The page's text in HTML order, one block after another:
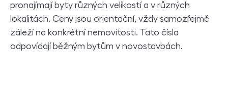
pronajímají byty různých velikostí a v různých
lokalitách. Ceny jsou orientační, vždy samozřejmě
záleží na konkrétní nemovitosti. Tato čísla
odpovídají běžným bytům v novostavbách.